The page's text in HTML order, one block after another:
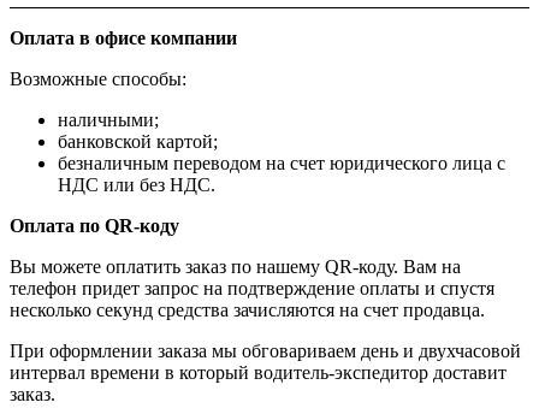
Оплата в офисе компании
Возможные способы:
наличными;
банковской картой;
безналичным переводом на счет юридического лица с
НДС или без НДС.
Оплата по QR-коду
Вы можете оплатить заказ по нашему QR-коду. Вам на
телефон придет запрос на подтверждение оплаты и спустя
несколько секунд средства зачисляются на счет продавца.
При оформлении заказа мы обговариваем день и двухчасовой
интервал времени в который водитель-экспедитор доставит
заказ.